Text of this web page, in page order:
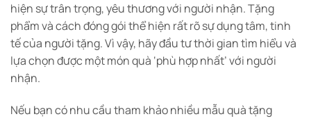
hiện sự trân trọng, yêu thương với người nhận. Tặng
phẩm và cách đóng gói thể hiện rất rõ sự dụng tâm, tinh
tế của người tặng. Vì vậy, hãy đầu tư thời gian tìm hiểu và
lựa chọn được một món quà ‘phù hợp nhất’ với người
nhận.
Nếu bạn có nhu cầu tham khảo nhiều mẫu quà tặng